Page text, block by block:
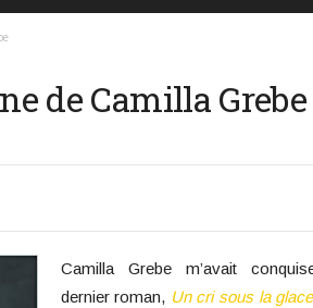
de Camilla Grebe
Camilla Grebe m’avait
dernier roman, Un cri sous la glace